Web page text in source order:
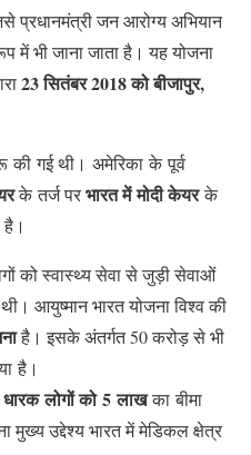
प्रधानमंत्री जन आरोग्य अभियान
में भी जाना जाता है। यह योजना
23 सितंबर 2018 को बीजापुर,
गई थी। अमेरिका के पूर्व
के तर्ज परभारत में मोदी केयरके
को स्वास्थ्य सेवा से जुड़ी सेवाओं
आयुष्मान भारत योजना विश्व की
है। इसके अंतर्गत 50 करोड़ से भी
है।
धारक लोगों को 5 लाखका बीमा
मुख्य उद्देश्य भारत में मेडिकल क्षेत्र